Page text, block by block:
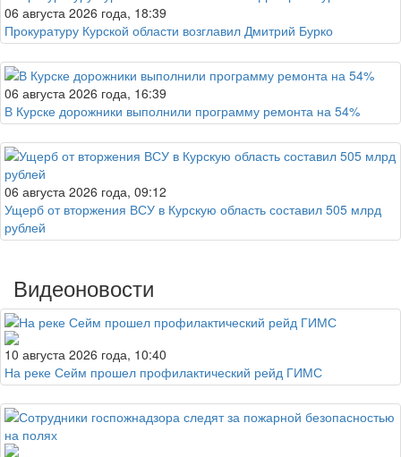
06 августа 2026 года, 18:39
Прокуратуру Курской области возглавил Дмитрий Бурко
06 августа 2026 года, 16:39
В Курске дорожники выполнили программу ремонта на 54%
06 августа 2026 года, 09:12
Ущерб от вторжения ВСУ в Курскую область составил 505 млрд
рублей
Видеоновости
10 августа 2026 года, 10:40
На реке Сейм прошел профилактический рейд ГИМС